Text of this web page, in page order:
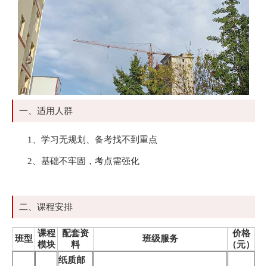
一、适用人群
1、学习无规划、备考找不到重点
2、基础不牢固，考点需强化
二、课程安排
班型
课程
模块
配套资
料
班级服务
价格
（元）
纸质邮